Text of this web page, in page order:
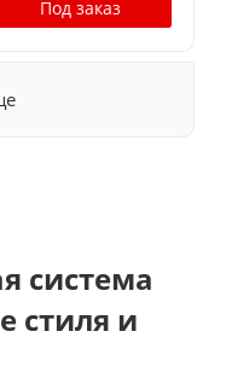
Под заказ
система
стиля и